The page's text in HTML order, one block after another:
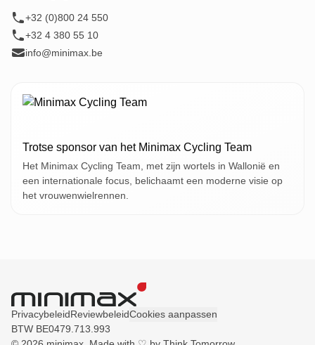
+32 (0)800 24 550
+32 4 380 55 10
info@minimax.be
Trotse sponsor van het Minimax Cycling Team
Het Minimax Cycling Team, met zijn wortels in Wallonië en
een internationale focus, belichaamt een moderne visie op
het vrouwenwielrennen.
PrivacybeleidReviewbeleidCookies aanpassen
BTW BE0479.713.993